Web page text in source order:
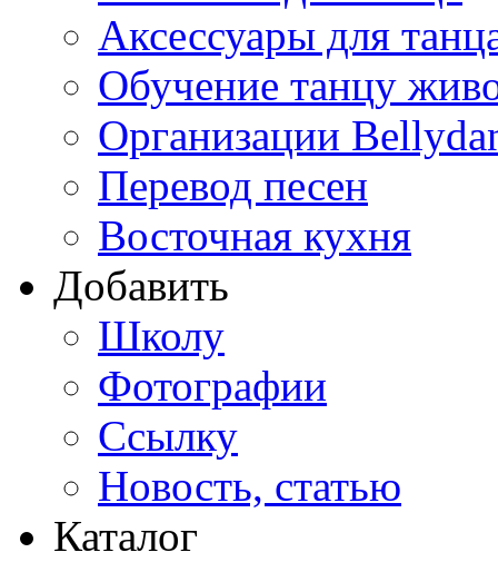
Аксессуары для
Обучение танцу
Организации
Перевод песен
Восточная кухня
Добавить
Школу
Фотографии
Ссылку
Новость, статью
Каталог